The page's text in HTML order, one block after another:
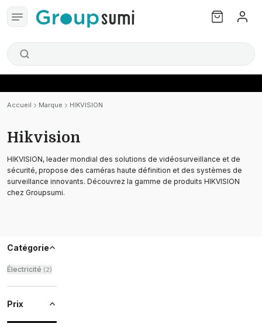
Accueil Marque HIKVISION
Hikvision
HIKVISION, leader mondial des solutions de vidéosurveillance et de
sécurité, propose des caméras haute définition et des systèmes de
surveillance innovants. Découvrez la gamme de produits HIKVISION
chez Groupsumi.
Catégorie
Électricité (2)
Prix